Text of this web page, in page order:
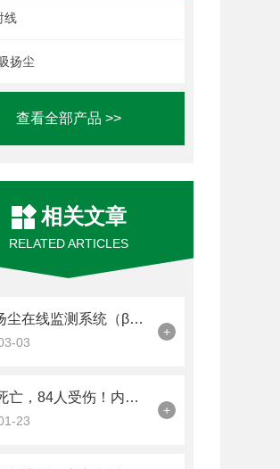
线
扬尘
查看全部产品 >>
相关文章
RELATED ARTICLES
环泰扬尘在线监测系统（β射线）如何‘透视’扬尘？
03
+
10人死亡，84人受伤！内蒙古包头一厂区发生爆炸，全区开展安全隐患大排查
23
+